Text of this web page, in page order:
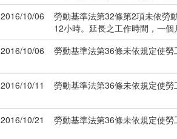
2016/10/06
勞動基準法第32條第2項未依勞
12小時。延長之工作時間，一
2016/10/06 勞動基準法第36條未依規定使
2016/10/11 勞動基準法第36條未依規定使
2016/10/21 勞動基準法第36條未依規定使